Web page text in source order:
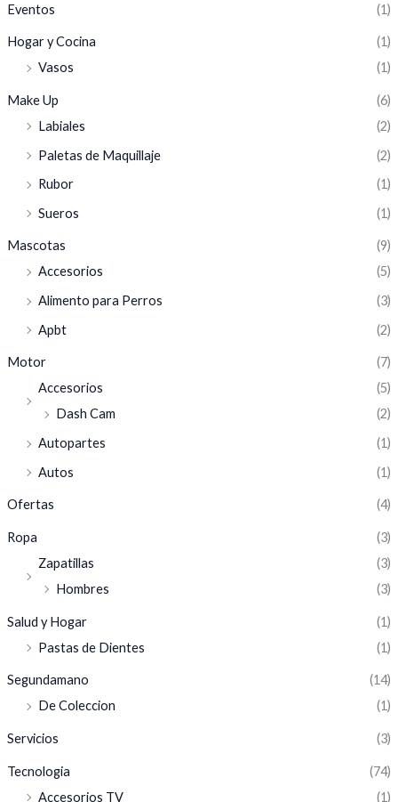
Eventos (1)
Hogar y Cocina
(1)
Vasos
(1)
Make Up
(6)
Labiales
(2)
Paletas de Maquillaje
(2)
Rubor
(1)
Sueros
(1)
Mascotas
(9)
Accesorios
(5)
Alimento para Perros
(3)
Apbt
(2)
Motor
(7)
Accesorios
(5)
Dash Cam
(2)
Autopartes
(1)
Autos
(1)
Ofertas (4)
Ropa
(3)
Zapatillas
(3)
Hombres
(3)
Salud y Hogar
(1)
Pastas de Dientes
(1)
Segundamano
(14)
De Coleccion
(1)
Servicios (3)
Tecnologia
(74)
Accesorios TV
(1)